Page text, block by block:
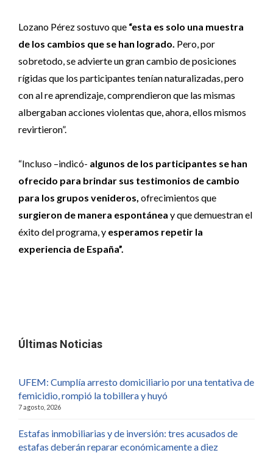
Lozano Pérez sostuvo que “esta es solo una muestra
de los cambios que se han logrado. Pero, por
sobretodo, se advierte un gran cambio de posiciones
rígidas que los participantes tenían naturalizadas, pero
con al re aprendizaje, comprendieron que las mismas
albergaban acciones violentas que, ahora, ellos mismos
revirtieron”.
“Incluso –indicó- algunos de los participantes se han
ofrecido para brindar sus testimonios de cambio
para los grupos venideros, ofrecimientos que
surgieron de manera espontánea y que demuestran el
éxito del programa, y esperamos repetir la
experiencia de España”.
Últimas Noticias
UFEM: Cumplía arresto domiciliario por una tentativa de
femicidio, rompió la tobillera y huyó
7 agosto, 2026
Estafas inmobiliarias y de inversión: tres acusados de
estafas deberán reparar económicamente a diez